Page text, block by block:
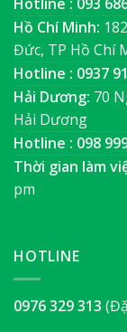
Hồ Chí Minh:
Đức, TP Hồ Chí
Hotline : 0937
Hải Dương: 70
Hải Dương
Hotline : 098
Thời gian làm
pm
HOTLINE
0976 329 313